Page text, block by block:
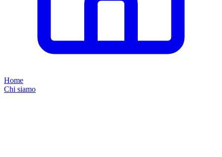
Home
Chi siamo